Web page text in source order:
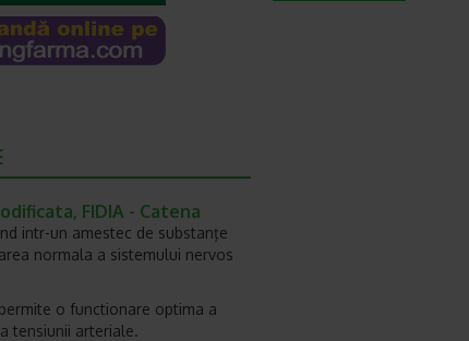
FIDIA - Catena
intr-un amestec de substanţe
normala a sistemului nervos
o functionare optima a
tensiunii arteriale.